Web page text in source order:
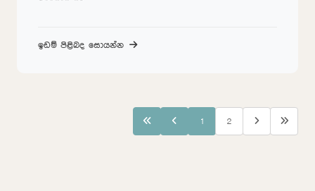
ඉඩම් පිළිබද සොයන්න
1 2